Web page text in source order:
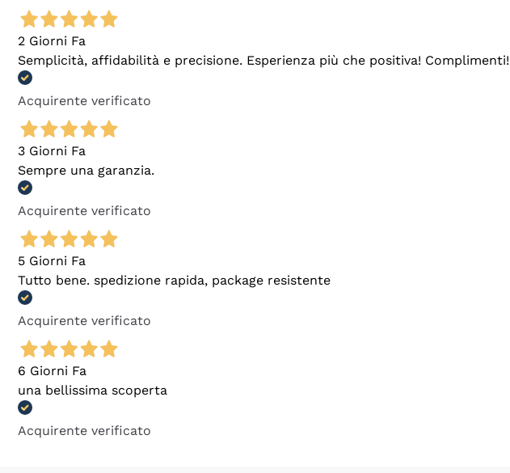
2 Giorni Fa
Semplicità, affidabilità e precisione. Esperienza più che positiva! Complimenti!
Acquirente verificato
3 Giorni Fa
Sempre una garanzia.
Acquirente verificato
5 Giorni Fa
Tutto bene. spedizione rapida, package resistente
Acquirente verificato
6 Giorni Fa
una bellissima scoperta
Acquirente verificato